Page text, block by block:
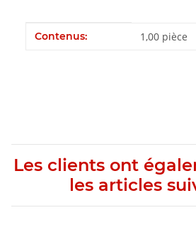
#productDetails.itemValue#
Contenus: 1,00 pièce
Les clients ont
les articles